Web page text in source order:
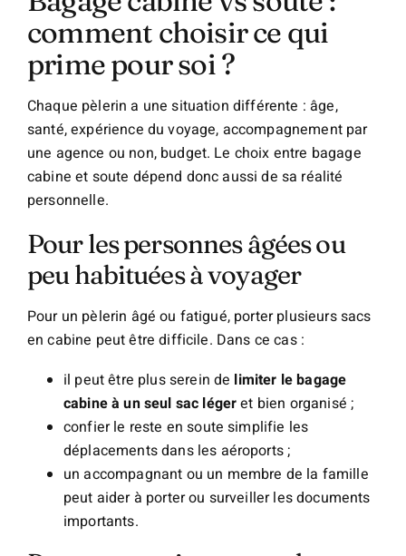
comment choisir ce qui
prime pour soi ?
Chaque pèlerin a une situation différente : âge,
santé, expérience du voyage, accompagnement par
une agence ou non, budget. Le choix entre bagage
cabine et soute dépend donc aussi de sa réalité
personnelle.
Pour les personnes âgées ou
peu habituées à voyager
Pour un pèlerin âgé ou fatigué, porter plusieurs sacs
en cabine peut être difficile. Dans ce cas :
il peut être plus serein de limiter le bagage
cabine à un seul sac légeret bien organisé ;
confier le reste en soute simplifie les
déplacements dans les aéroports ;
un accompagnant ou un membre de la famille
peut aider à porter ou surveiller les documents
importants.